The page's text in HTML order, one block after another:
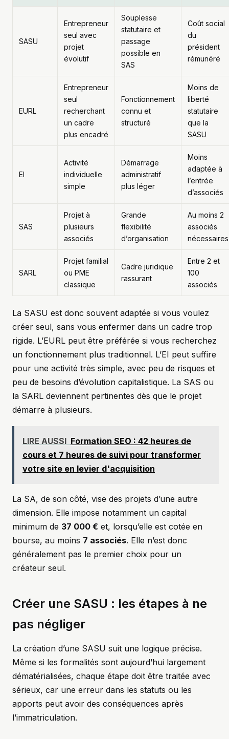
SASU
Entrepreneur
seul avec
projet
évolutif
Souplesse
statutaire et
passage
possible en
SAS
Coût social
du
président
rémunéré
EURL
Entrepreneur
seul
recherchant
un cadre
plus encadré
Fonctionnement
connu et
structuré
Moins de
liberté
statutaire
que la
SASU
EI
Activité
individuelle
simple
Démarrage
administratif
plus léger
Moins
adaptée à
l’entrée
d’associés
SAS
Projet à
plusieurs
associés
Grande
flexibilité
d’organisation
Au moins 2
associés
nécessaires
SARL
Projet familial
ou PME
classique
Cadre juridique
rassurant
Entre 2 et
100
associés
La SASU est donc souvent adaptée si vous voulez
créer seul, sans vous enfermer dans un cadre trop
rigide. L’EURL peut être préférée si vous recherchez
un fonctionnement plus traditionnel. L’EI peut suffire
pour une activité très simple, avec peu de risques et
peu de besoins d’évolution capitalistique. La SAS ou
la SARL deviennent pertinentes dès que le projet
démarre à plusieurs.
LIRE AUSSI Formation SEO : 42 heures de
cours et 7 heures de suivi pour transformer
votre site en levier d'acquisition
La SA, de son côté, vise des projets d’une autre
dimension. Elle impose notamment un capital
minimum de 37 000 € et, lorsqu’elle est cotée en
bourse, au moins 7 associés. Elle n’est donc
généralement pas le premier choix pour un
créateur seul.
Créer une SASU : les étapes à ne
pas négliger
La création d’une SASU suit une logique précise.
Même si les formalités sont aujourd’hui largement
dématérialisées, chaque étape doit être traitée avec
sérieux, car une erreur dans les statuts ou les
apports peut avoir des conséquences après
l’immatriculation.